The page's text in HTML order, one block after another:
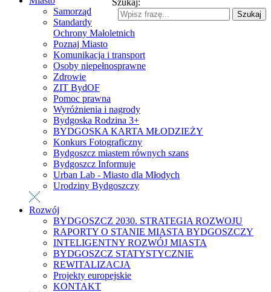
Szukaj:
Szukaj
Samorząd
Standardy
Ochrony Małoletnich
Poznaj Miasto
Komunikacja i transport
Osoby niepełnosprawne
Zdrowie
ZIT BydOF
Pomoc prawna
Wyróżnienia i nagrody
Bydgoska Rodzina 3+
BYDGOSKA KARTA MŁODZIEŻY
Konkurs Fotograficzny
Bydgoszcz miastem równych szans
Bydgoszcz Informuje
Urban Lab - Miasto dla Młodych
Urodziny Bydgoszczy
Rozwój
BYDGOSZCZ 2030. STRATEGIA ROZWOJU
RAPORTY O STANIE MIASTA BYDGOSZCZY
INTELIGENTNY ROZWÓJ MIASTA
BYDGOSZCZ STATYSTYCZNIE
REWITALIZACJA
Projekty europejskie
KONTAKT